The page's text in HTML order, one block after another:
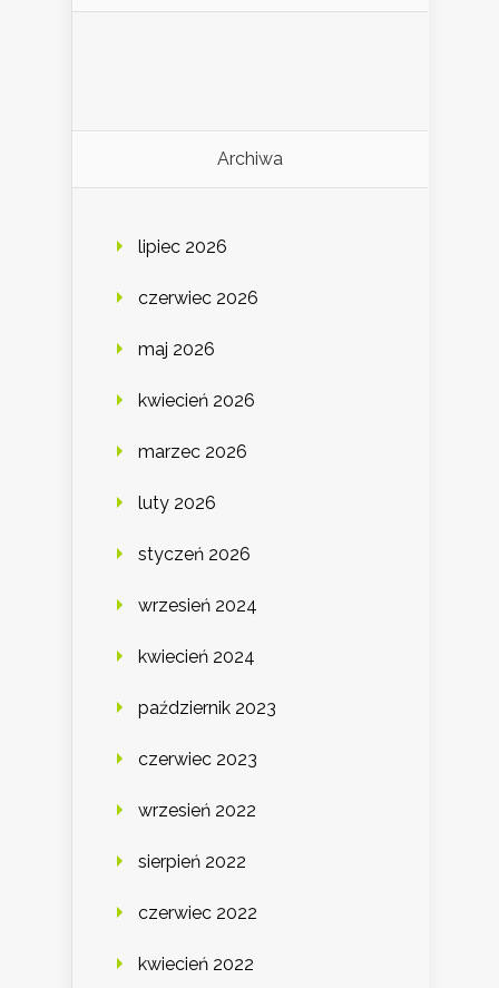
Archiwa
lipiec 2026
czerwiec 2026
maj 2026
kwiecień 2026
marzec 2026
luty 2026
styczeń 2026
wrzesień 2024
kwiecień 2024
październik 2023
czerwiec 2023
wrzesień 2022
sierpień 2022
czerwiec 2022
kwiecień 2022